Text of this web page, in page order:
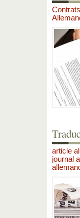
article
journal